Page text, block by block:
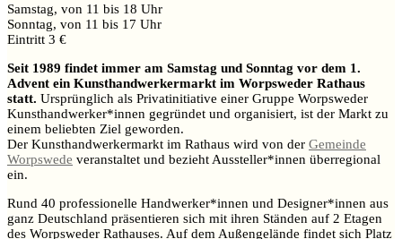
Samstag, von 11 bis 18 Uhr
Sonntag, von 11 bis 17 Uhr
Eintritt 3 €
Seit 1989 findet immer am Samstag und Sonntag vor dem 1.
Advent ein Kunsthandwerkermarkt im Worpsweder Rathaus
statt. Ursprünglich als Privatinitiative einer Gruppe Worpsweder
Kunsthandwerker*innen gegründet und organisiert, ist der Markt zu
einem beliebten Ziel geworden.
Der Kunsthandwerkermarkt im Rathaus wird von der Gemeinde
Worpswede veranstaltet und bezieht Aussteller*innen überregional
ein.
Rund 40 professionelle Handwerker*innen und Designer*innen aus
ganz Deutschland präsentieren sich mit ihren Ständen auf 2 Etagen
des Worpsweder Rathauses. Auf dem Außengelände findet sich Platz